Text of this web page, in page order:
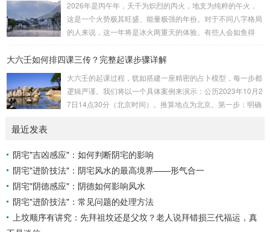
口：位于无名指指尖，属金，白虎，主数4、1、2，凶。小
吉：位于无名指根部，属木，六合，主数5、3、8，吉。空
亡：位于中指根部，属土，勾陈，...
2026年是丙午年，天干为炽烈的丙火，地支为纯粹的午火，
这是一个火势极其旺盛、能量极强的年份。对于不同八字格局
的人来说，这一年将是冰火两重天的体验。有些人会如鱼得
理：吉凶在于平衡与需求八字讲究五行平衡与“喜用神”。喜用
26年丙午，是火力全开的一年。因此：八字命局中“喜火”、“用
火”的人，等于得到了天地最强能量的帮助，犹如天降神助，
运势自然一飞冲天。八字命局中“忌火”的人...
大六壬如何排四课三传？完整起课步骤详解
大六壬的起课过程，犹如搭建一座精密的占卜模型，每一步都
逻辑严谨。我们将以一个具体案例来演示：公历2023年10月2
7日14点30分（北京时间）。推算地点为北京。第一步：明确
你需要：一张空白的天地盘（内含十二地支）、月将、当天日
干日支。第二步：核心步骤——排四课四课是“三传”之母，此
步必须精准。1. 定月将（布“天盘”的...
最近发表
阴宅"吉凶感应"：如何判断阴宅的影响
阴宅"进阶技法"：阴宅风水的最高境界——形气合一
阴宅"阴德感应"：阴德如何影响风水
阴宅"进阶技法"：常见问题的处理方法
上坟顺序有讲究：先拜祖坟还是父坟？老人说拜错损三代福运，真